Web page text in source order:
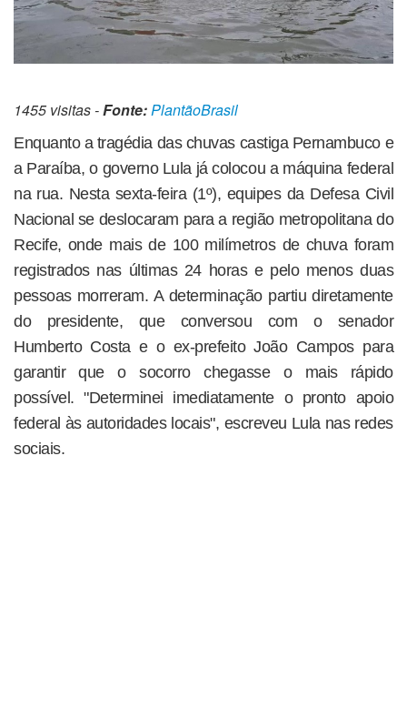
1455 visitas -Fonte:PlantãoBrasil
Enquanto a tragédia das chuvas castiga Pernambuco e
a Paraíba, o governo Lula já colocou a máquina federal
na rua. Nesta sexta-feira (1º), equipes da Defesa Civil
Nacional se deslocaram para a região metropolitana do
Recife, onde mais de 100 milímetros de chuva foram
registrados nas últimas 24 horas e pelo menos duas
pessoas morreram. A determinação partiu diretamente
do presidente, que conversou com o senador
Humberto Costa e o ex-prefeito João Campos para
garantir que o socorro chegasse o mais rápido
possível. "Determinei imediatamente o pronto apoio
federal às autoridades locais", escreveu Lula nas redes
sociais.